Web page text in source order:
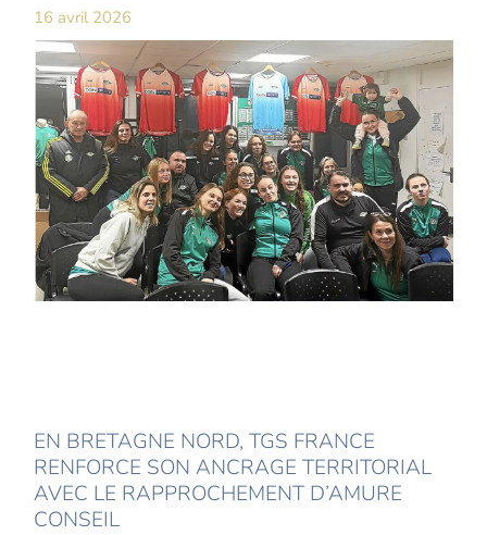
16 avril 2026
EN BRETAGNE NORD, TGS FRANCE
RENFORCE SON ANCRAGE TERRITORIAL
AVEC LE RAPPROCHEMENT D’AMURE
CONSEIL